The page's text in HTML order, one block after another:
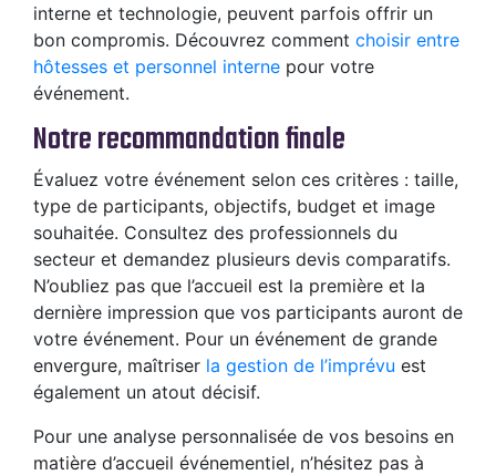
interne et technologie, peuvent parfois offrir un
bon compromis. Découvrez comment choisir entre
hôtesses et personnel interne pour votre
événement.
Notre recommandation finale
Évaluez votre événement selon ces critères : taille,
type de participants, objectifs, budget et image
souhaitée. Consultez des professionnels du
secteur et demandez plusieurs devis comparatifs.
N’oubliez pas que l’accueil est la première et la
dernière impression que vos participants auront de
votre événement. Pour un événement de grande
envergure, maîtriser la gestion de l’imprévu est
également un atout décisif.
Pour une analyse personnalisée de vos besoins en
matière d’accueil événementiel, n’hésitez pas à